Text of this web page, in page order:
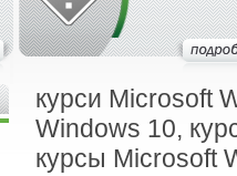
курси Microsoft
Windows 10,
курсы Microsoft